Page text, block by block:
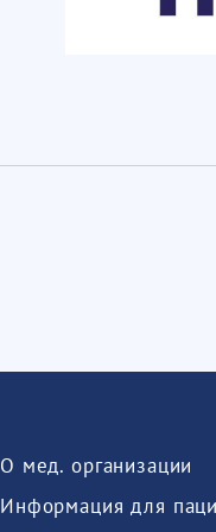
О мед. организации
Информация для